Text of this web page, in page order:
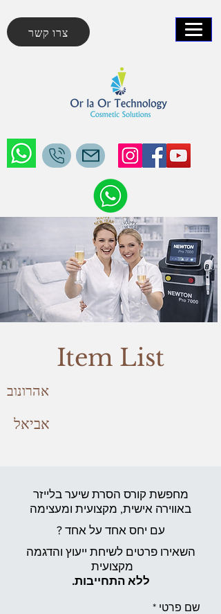
צרו קשר
Item List
אהרונוב
אביאל
מחפשת קורס הסרת שיער בלייזר
באווירה אישית, מקצועית ומעצימה
עם יחס אחד על אחד ?
השאירו פרטים לשיחת ייעוץ והדגמה
מקצועית
ללא התחייבות.
שם פרטי